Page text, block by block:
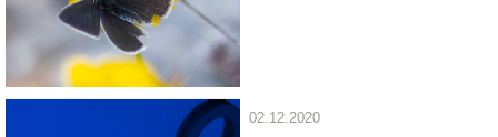
02.12.2020